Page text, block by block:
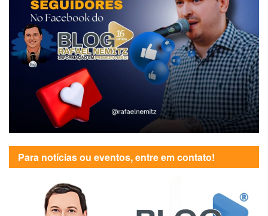
Para notícias ou eventos, entre em contato!